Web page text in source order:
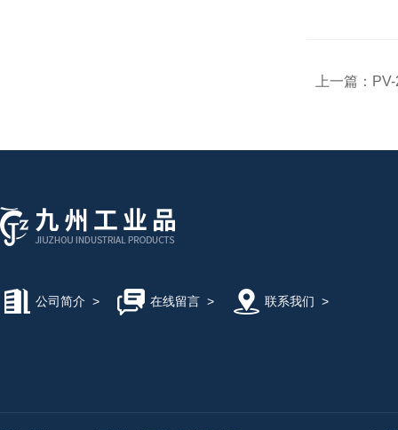
上一篇：
公司简介 > 在线留言> 联系我们 >